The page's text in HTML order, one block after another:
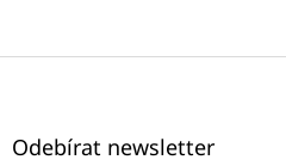
Z
Odebírat newsletter